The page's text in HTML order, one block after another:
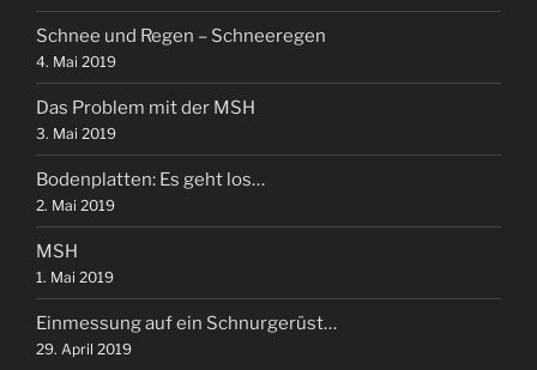
Schnee und Regen – Schneeregen
4. Mai 2019
Das Problem mit der MSH
3. Mai 2019
Bodenplatten: Es geht los…
2. Mai 2019
MSH
1. Mai 2019
Einmessung auf ein Schnurgerüst…
29. April 2019